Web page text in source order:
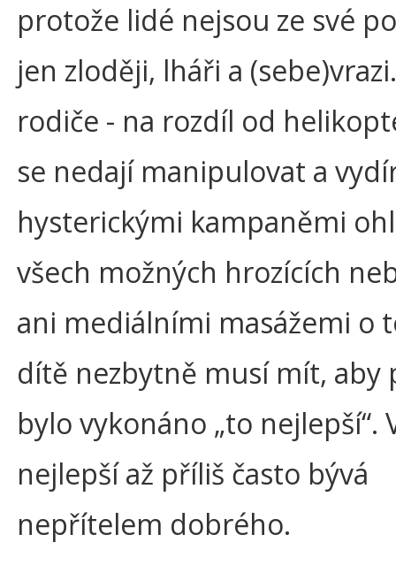
protože lidé nejsou ze své
jen zloději, lháři a
rodiče - na rozdíl od
se nedají manipulovat a
hysterickými kampaněmi
všech možných hrozících
ani mediálními masážemi o
dítě nezbytně musí mít, aby
bylo vykonáno „to nejlepší“.
nejlepší až příliš často bývá
nepřítelem dobrého.